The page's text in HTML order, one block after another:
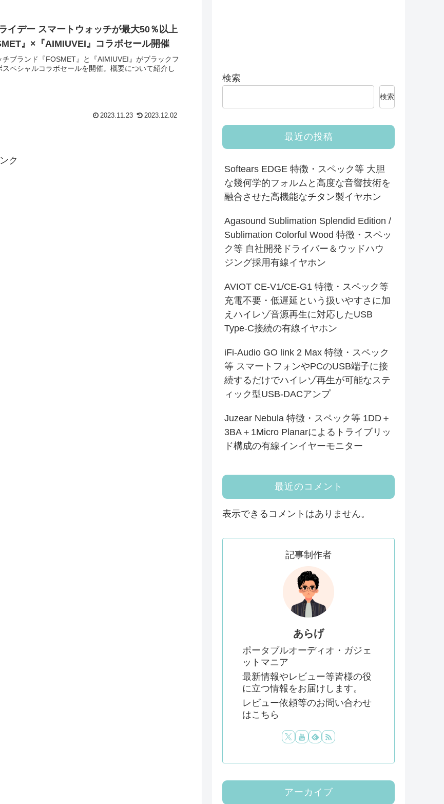
イデー スマートウォッチが最大50％以上
』×『AIMIUVEI』コラボセール開催
チブランド『FOSMET』と『AIMIUVEI』がブラックフ
スペシャルコラボセールを開催。概要について紹介し
2023.11.23 2023.12.02
ク
検索
検索
最近の投稿
Softears EDGE 特徴・スペック等 大胆
な幾何学的フォルムと高度な音響技術を
融合させた高機能なチタン製イヤホン
Agasound Sublimation Splendid Edition /
Sublimation Colorful Wood 特徴・スペッ
ク等 自社開発ドライバー＆ウッドハウ
ジング採用有線イヤホン
AVIOT CE-V1/CE-G1 特徴・スペック等
充電不要・低遅延という扱いやすさに加
えハイレゾ音源再生に対応したUSB
Type-C接続の有線イヤホン
iFi-Audio GO link 2 Max 特徴・スペック
等 スマートフォンやPCのUSB端子に接
続するだけでハイレゾ再生が可能なステ
ィック型USB-DACアンプ
Juzear Nebula 特徴・スペック等 1DD＋
3BA＋1Micro Planarによるトライブリッ
ド構成の有線インイヤーモニター
最近のコメント
表示できるコメントはありません。
記事制作者
あらげ
ポータブルオーディオ・ガジェ
ットマニア
最新情報やレビュー等皆様の役
に立つ情報をお届けします。
レビュー依頼等のお問い合わせ
はこちら
アーカイブ